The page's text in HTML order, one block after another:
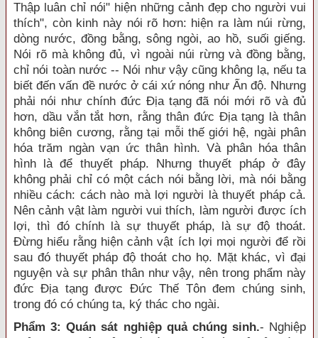
Thập luân chỉ nói" hiện những cảnh đẹp cho người vui
thích", còn kinh này nói rõ hơn: hiện ra làm núi rừng,
dòng nước, đồng bằng, sông ngòi, ao hồ, suối giếng.
Nói rõ mà không đủ, vì ngoài núi rừng và đồng bằng,
chỉ nói toàn nước -- Nói như vậy cũng không lạ, nếu ta
biết đến vấn đề nước ở cái xứ nóng như Ấn độ. Nhưng
phải nói như chính đức Địa tạng đã nói mới rõ và đủ
hơn, dầu vắn tắt hơn, rằng thân đức Địa tạng là thân
không biên cương, rằng tại mỗi thế giới hệ, ngài phân
hóa trăm ngàn vạn ức thân hình. Và phân hóa thân
hình là để thuyết pháp. Nhưng thuyết pháp ở đây
không phải chỉ có một cách nói bằng lời, mà nói bằng
nhiều cách: cách nào mà lợi người là thuyết pháp cả.
Nên cảnh vật làm người vui thích, làm người được ích
lợi, thì đó chính là sự thuyết pháp, là sự độ thoát.
Đừng hiểu rằng hiện cảnh vật ích lợi mọi người để rồi
sau đó thuyết pháp độ thoát cho họ. Mặt khác, vì đại
nguyện và sự phân thân như vậy, nên trong phẩm này
đức Địa tạng được Ðức Thế Tôn đem chúng sinh,
trong đó có chúng ta, ký thác cho ngài.
Phẩm 3: Quán sát nghiệp quả chúng sinh.- Nghiệp